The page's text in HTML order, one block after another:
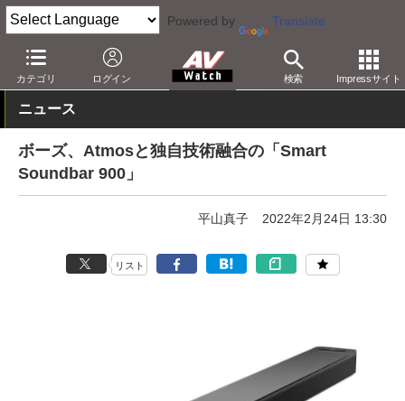
Powered by Translate
カテゴリ ログイン 検索 Impressサイト
AV Watch 製品 サウンドバー ボーズ
ニュース
ボーズ、Atmosと独自技術融合の「Smart
Soundbar 900」
平山真子 2022年2月24日 13:30
リスト